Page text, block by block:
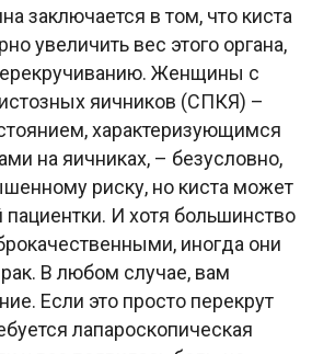
заключается в том, что киста
увеличить вес этого органа,
Женщины с
яичников (СПКЯ) –
характеризующимся
на яичниках, – безусловно,
риску, но киста может
пациентки. И хотя большинство
иногда они
В любом случае, вам
Если это просто перекрут
лапароскопическая